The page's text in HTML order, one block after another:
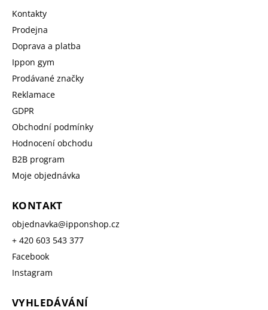
Kontakty
Prodejna
Doprava a platba
Ippon gym
Prodávané značky
Reklamace
GDPR
Obchodní podmínky
Hodnocení obchodu
B2B program
Moje objednávka
KONTAKT
objednavka@ipponshop.cz
+ 420 603 543 377
Facebook
Instagram
VYHLEDÁVÁNÍ